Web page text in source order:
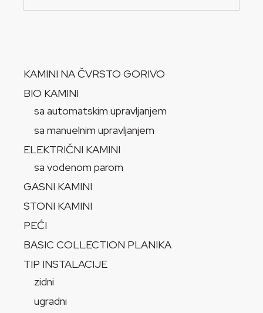
KAMINI NA ČVRSTO GORIVO
BIO KAMINI
sa automatskim upravljanjem
sa manuelnim upravljanjem
ELEKTRIČNI KAMINI
sa vodenom parom
GASNI KAMINI
STONI KAMINI
PEĆI
BASIC COLLECTION PLANIKA
TIP INSTALACIJE
zidni
ugradni